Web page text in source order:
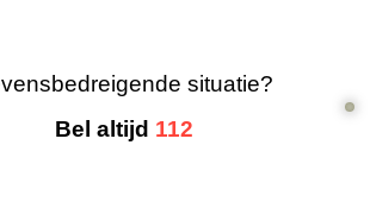
situatie?
Bel altijd 112